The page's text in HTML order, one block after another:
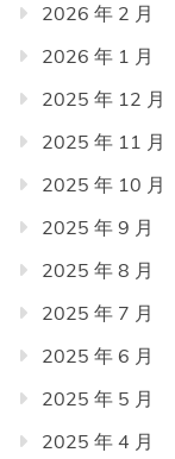
2026 年 2 月
2026 年 1 月
2025 年 12 月
2025 年 11 月
2025 年 10 月
2025 年 9 月
2025 年 8 月
2025 年 7 月
2025 年 6 月
2025 年 5 月
2025 年 4 月